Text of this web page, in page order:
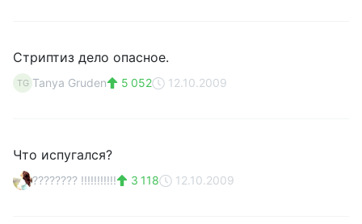
Стриптиз дело опасное.
TG Tanya Gruden 5 052 12.10.2009
Что испугался?
???????? !!!!!!!!!!! 3 118 12.10.2009